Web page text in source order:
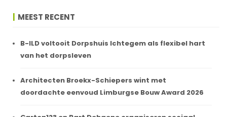
MEEST RECENT
B-ILD voltooit Dorpshuis Ichtegem als flexibel hart
van het dorpsleven
Architecten Broekx-Schiepers wint met
doordachte eenvoud Limburgse Bouw Award 2026